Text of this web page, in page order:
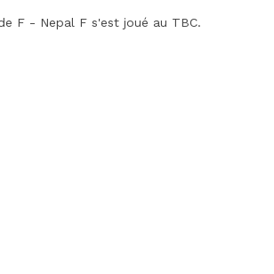
F - Nepal F s'est joué au TBC.